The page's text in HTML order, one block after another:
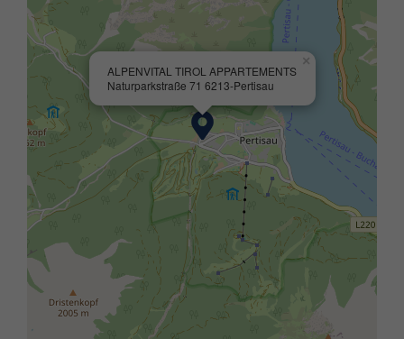
ALPENVITAL TIROL APPARTEMENTS
Naturparkstraße 71 6213-Pertisau
×